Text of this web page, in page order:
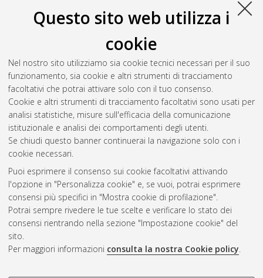
Questo sito web utilizza i
cookie
Nel nostro sito utilizziamo sia cookie tecnici necessari per il suo
funzionamento, sia cookie e altri strumenti di tracciamento
facoltativi che potrai attivare solo con il tuo consenso.
Cookie e altri strumenti di tracciamento facoltativi sono usati per
analisi statistiche, misure sull'efficacia della comunicazione
istituzionale e analisi dei comportamenti degli utenti.
Se chiudi questo banner continuerai la navigazione solo con i
cookie necessari.
Puoi esprimere il consenso sui cookie facoltativi attivando
l'opzione in "Personalizza cookie" e, se vuoi, potrai esprimere
consensi più specifici in "Mostra cookie di profilazione".
Potrai sempre rivedere le tue scelte e verificare lo stato dei
consensi rientrando nella sezione "Impostazione cookie" del
sito.
Per maggiori informazioni consulta la nostra Cookie policy.
Tosi, Simone(2015) Sublethal effects of a common
neonicotinoid pesticide, thiamethoxam, on honey bees: impact
on locomotion and thermoregulation, [Dissertation thesis],
Alma Mater Studiorum Università di Bologna. Dottorato di
ricerca inScienze e tecnologie agrarie, ambientali e alimentari
27 Ciclo. DOI 10.6092/unibo/amsdottorato/6837.
Questa lista e' stata generata il Wed Aug 5 20:51:37 2026
Atom
Rss 1.0
Rss 2.0
ISSN: 2038-7946